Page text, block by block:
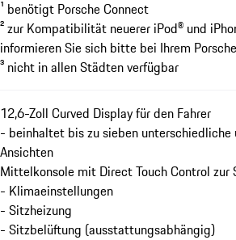
¹ benötigt Porsche Connect
² zur Kompatibilität neuerer iPod® und
informieren Sie sich bitte bei Ihrem
³ nicht in allen Städten verfügbar
12,6-Zoll Curved Display für den Fahrer
- beinhaltet bis zu sieben
Ansichten
Mittelkonsole mit Direct Touch Control zur
- Klimaeinstellungen
- Sitzheizung
- Sitzbelüftung (ausstattungsabhängig)